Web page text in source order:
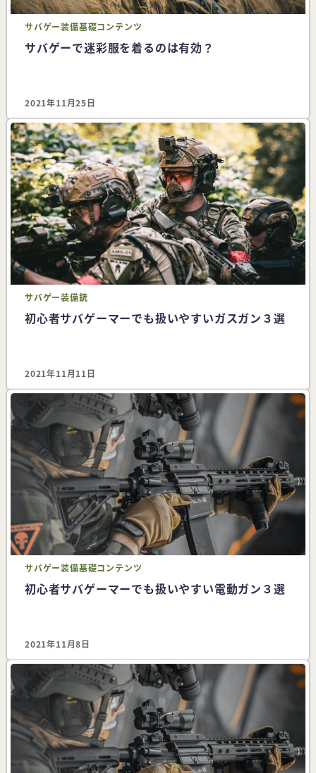
サバゲー装備基礎コンテンツ
サバゲーで迷彩服を着るのは有効？
2021年11月25日
サバゲー装備銃
初心者サバゲーマーでも扱いやすいガスガン３選
2021年11月11日
サバゲー装備基礎コンテンツ
初心者サバゲーマーでも扱いやすい電動ガン３選
2021年11月8日